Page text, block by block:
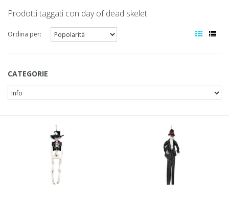
Prodotti taggati con day of dead skelet
Ordina per:
CATEGORIE